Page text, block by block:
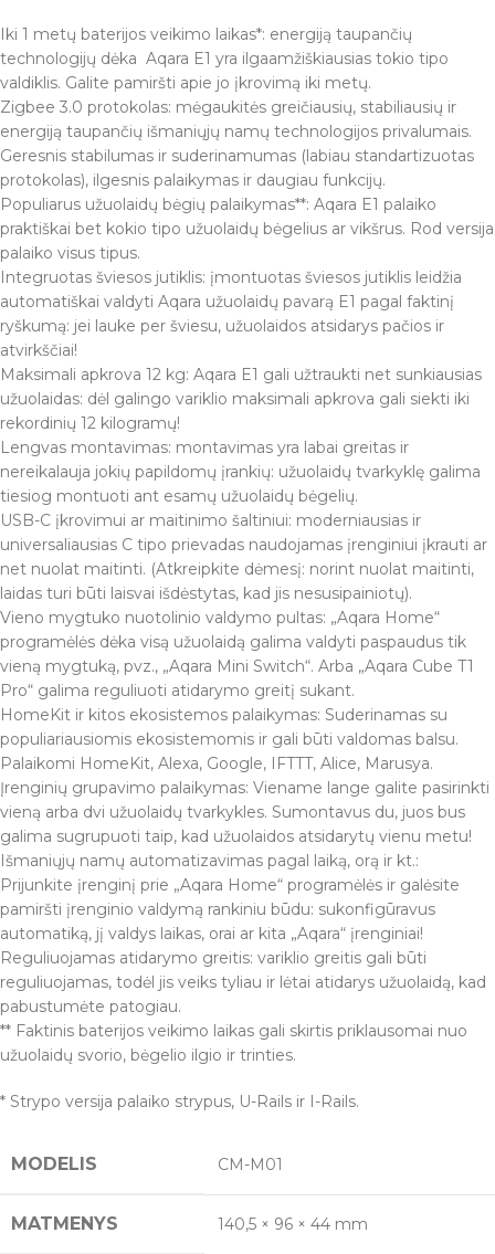
Iki 1 metų baterijos veikimo laikas*: energiją taupančių
technologijų dėka Aqara E1 yra ilgaamžiškiausias tokio tipo
valdiklis. Galite pamiršti apie jo įkrovimą iki metų.
Zigbee 3.0 protokolas: mėgaukitės greičiausių, stabiliausių ir
energiją taupančių išmaniųjų namų technologijos privalumais.
Geresnis stabilumas ir suderinamumas (labiau standartizuotas
protokolas), ilgesnis palaikymas ir daugiau funkcijų.
Populiarus užuolaidų bėgių palaikymas**: Aqara E1 palaiko
praktiškai bet kokio tipo užuolaidų bėgelius ar vikšrus. Rod versija
palaiko visus tipus.
Integruotas šviesos jutiklis: įmontuotas šviesos jutiklis leidžia
automatiškai valdyti Aqara užuolaidų pavarą E1 pagal faktinį
ryškumą: jei lauke per šviesu, užuolaidos atsidarys pačios ir
atvirkščiai!
Maksimali apkrova 12 kg: Aqara E1 gali užtraukti net sunkiausias
užuolaidas: dėl galingo variklio maksimali apkrova gali siekti iki
rekordinių 12 kilogramų!
Lengvas montavimas: montavimas yra labai greitas ir
nereikalauja jokių papildomų įrankių: užuolaidų tvarkyklę galima
tiesiog montuoti ant esamų užuolaidų bėgelių.
USB-C įkrovimui ar maitinimo šaltiniui: moderniausias ir
universaliausias C tipo prievadas naudojamas įrenginiui įkrauti ar
net nuolat maitinti. (Atkreipkite dėmesį: norint nuolat maitinti,
laidas turi būti laisvai išdėstytas, kad jis nesusipainiotų).
Vieno mygtuko nuotolinio valdymo pultas: „Aqara Home“
programėlės dėka visą užuolaidą galima valdyti paspaudus tik
vieną mygtuką, pvz., „Aqara Mini Switch“. Arba „Aqara Cube T1
Pro“ galima reguliuoti atidarymo greitį sukant.
HomeKit ir kitos ekosistemos palaikymas: Suderinamas su
populiariausiomis ekosistemomis ir gali būti valdomas balsu.
Palaikomi HomeKit, Alexa, Google, IFTTT, Alice, Marusya.
Įrenginių grupavimo palaikymas: Viename lange galite pasirinkti
vieną arba dvi užuolaidų tvarkykles. Sumontavus du, juos bus
galima sugrupuoti taip, kad užuolaidos atsidarytų vienu metu!
Išmaniųjų namų automatizavimas pagal laiką, orą ir kt.:
Prijunkite įrenginį prie „Aqara Home“ programėlės ir galėsite
pamiršti įrenginio valdymą rankiniu būdu: sukonfigūravus
automatiką, jį valdys laikas, orai ar kita „Aqara“ įrenginiai!
Reguliuojamas atidarymo greitis: variklio greitis gali būti
reguliuojamas, todėl jis veiks tyliau ir lėtai atidarys užuolaidą, kad
pabustumėte patogiau.
** Faktinis baterijos veikimo laikas gali skirtis priklausomai nuo
užuolaidų svorio, bėgelio ilgio ir trinties.
* Strypo versija palaiko strypus, U-Rails ir I-Rails.
MODELIS CM-M01
MATMENYS 140,5 × 96 × 44 mm